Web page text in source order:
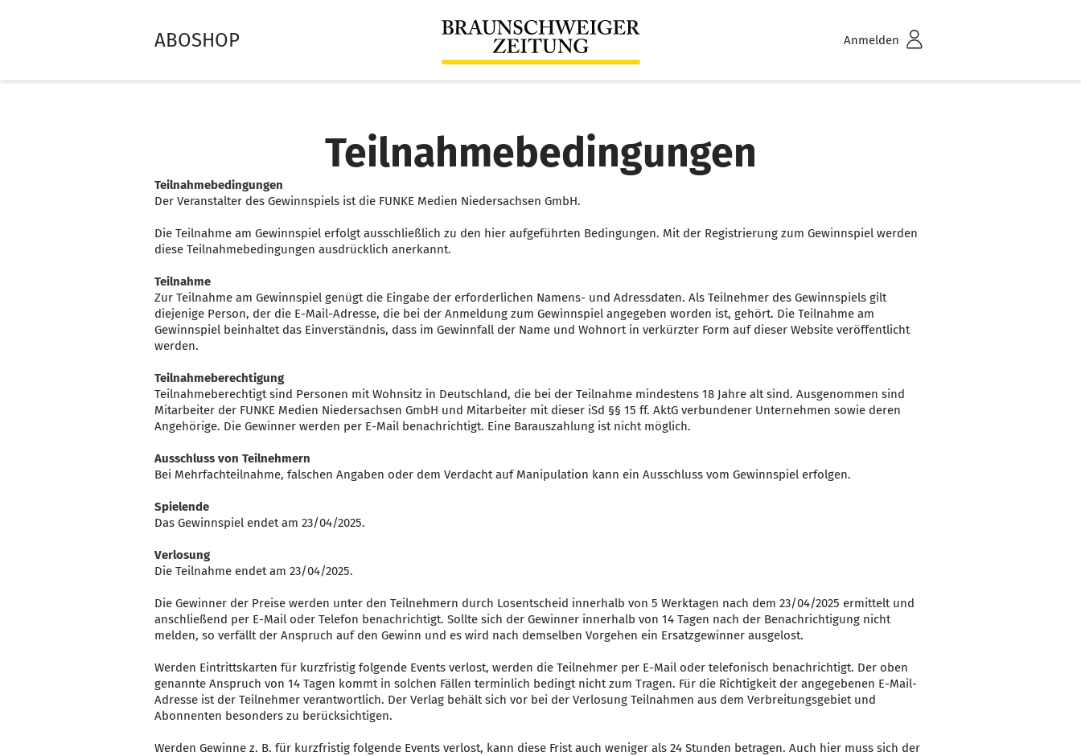
ABOSHOP Anmelden
Teilnahmebedingungen
Teilnahmebedingungen
Der Veranstalter des Gewinnspiels ist die FUNKE Medien Niedersachsen GmbH.
Die Teilnahme am Gewinnspiel erfolgt ausschließlich zu den hier aufgeführten Bedingungen. Mit der Registrierung zum Gewinnspiel werden
diese Teilnahmebedingungen ausdrücklich anerkannt.
Teilnahme
Zur Teilnahme am Gewinnspiel genügt die Eingabe der erforderlichen Namens- und Adressdaten. Als Teilnehmer des Gewinnspiels gilt
diejenige Person, der die E-Mail-Adresse, die bei der Anmeldung zum Gewinnspiel angegeben worden ist, gehört. Die Teilnahme am
Gewinnspiel beinhaltet das Einverständnis, dass im Gewinnfall der Name und Wohnort in verkürzter Form auf dieser Website veröffentlicht
werden.
Teilnahmeberechtigung
Teilnahmeberechtigt sind Personen mit Wohnsitz in Deutschland, die bei der Teilnahme mindestens 18 Jahre alt sind. Ausgenommen sind
Mitarbeiter der FUNKE Medien Niedersachsen GmbH und Mitarbeiter mit dieser iSd §§ 15 ff. AktG verbundener Unternehmen sowie deren
Angehörige. Die Gewinner werden per E-Mail benachrichtigt. Eine Barauszahlung ist nicht möglich.
Ausschluss von Teilnehmern
Bei Mehrfachteilnahme, falschen Angaben oder dem Verdacht auf Manipulation kann ein Ausschluss vom Gewinnspiel erfolgen.
Spielende
Das Gewinnspiel endet am 23/04/2025.
Verlosung
Die Teilnahme endet am 23/04/2025.
Die Gewinner der Preise werden unter den Teilnehmern durch Losentscheid innerhalb von 5 Werktagen nach dem 23/04/2025 ermittelt und
anschließend per E-Mail oder Telefon benachrichtigt. Sollte sich der Gewinner innerhalb von 14 Tagen nach der Benachrichtigung nicht
melden, so verfällt der Anspruch auf den Gewinn und es wird nach demselben Vorgehen ein Ersatzgewinner ausgelost.
Werden Eintrittskarten für kurzfristig folgende Events verlost, werden die Teilnehmer per E-Mail oder telefonisch benachrichtigt. Der oben
genannte Anspruch von 14 Tagen kommt in solchen Fällen terminlich bedingt nicht zum Tragen. Für die Richtigkeit der angegebenen E-Mail-
Adresse ist der Teilnehmer verantwortlich. Der Verlag behält sich vor bei der Verlosung Teilnahmen aus dem Verbreitungsgebiet und
Abonnenten besonders zu berücksichtigen.
Werden Gewinne z. B. für kurzfristig folgende Events verlost, kann diese Frist auch weniger als 24 Stunden betragen. Auch hier muss sich der